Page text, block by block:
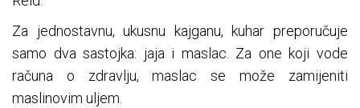
Za jednostavnu, ukusnu kajganu, kuhar preporučuje
samo dva sastojka: jaja i maslac. Za one koji vode
računa o zdravlju, maslac se može zamijeniti
maslinovim uljem.